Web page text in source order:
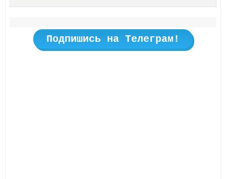
Подпишись на Телеграм!